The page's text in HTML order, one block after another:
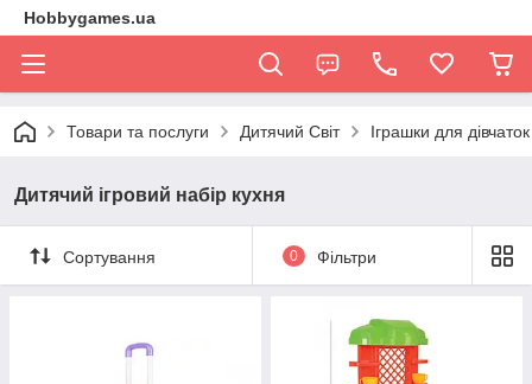
Hobbygames.ua
Товари та послуги Дитячий Світ Іграшки для дівчаток
Дитячий ігровий набір кухня
Сортування 0 Фільтри